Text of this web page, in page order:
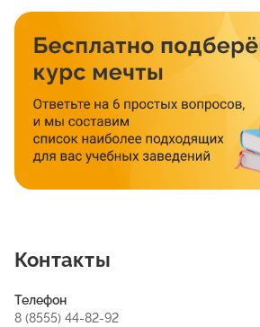
Контакты
Телефон
8 (8555) 44-82-92